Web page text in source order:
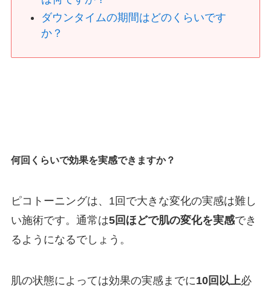
ダウンタイムの期間はどのくらいです
か？
何回くらいで効果を実感できますか？
ピコトーニングは、1回で大きな変化の実感は難し
い施術です。通常は5回ほどで肌の変化を実感でき
るようになるでしょう。
肌の状態によっては効果の実感までに10回以上必